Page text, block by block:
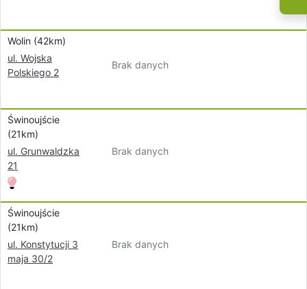
Wolin (42km)
ul. Wojska
Polskiego 2
Brak danych
Świnoujście
(21km)
ul. Grunwaldzka
21
Brak danych
Świnoujście
(21km)
ul. Konstytucji 3
maja 30/2
Brak danych